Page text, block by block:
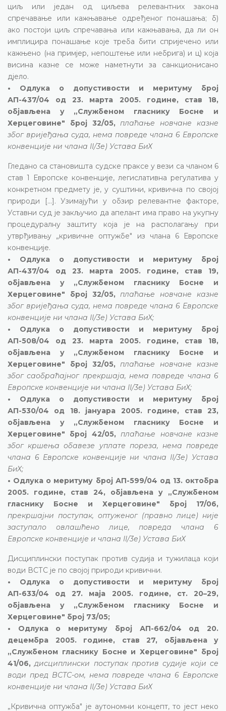
циљ или један од циљева релевантних закона
спречавање или кажњавање одређеног понашања; б)
ако постоји циљ спречавања или кажњавања, да ли он
имплицира понашање које треба бити спријечено или
кажњено (на примјер, непоштење или небрига) и ц) која
висина казне се може наметнути за санкционисано
дјело.
• Одлука о допустивости и меритуму број
АП-437/04 од 23. марта 2005. године, став 18,
објављена у „Службеном гласнику Босне и
Херцеговине" број 32/05,плаћање новчане казне
због вријеђања суда, нема повреде члана 6 Европске
конвенције ни члана II/3е) Устава БиХ
Гледано са становишта судске праксе у вези са чланом 6
став 1 Европске конвенције, легислативна регулатива у
конкретном предмету је, у суштини, кривична по својој
природи [...]. Узимајући у обзир релевантне факторе,
Уставни суд је закључио да апелант има право на укупну
процедуралну заштиту која је на располагању при
утврђивању „кривичне оптужбе" из члана 6 Европске
конвенције.
• Одлука о допустивости и меритуму број
АП-437/04 од 23. марта 2005. године, став 19,
објављена у „Службеном гласнику Босне и
Херцеговине" број 32/05,плаћање новчане казне
због вријеђања суда, нема повреде члана 6 Европске
конвенције ни члана II/3е) Устава БиХ;
• Одлука о допустивости и меритуму број
АП-508/04 од 23. марта 2005. године, став 18,
објављена у „Службеном гласнику Босне и
Херцеговине" број 32/05,плаћање новчане казне
због саобраћајног прекршаја, нема повреде члана 6
Европске конвенције ни члана II/3е) Устава БиХ;
• Одлука о допустивости и меритуму број
АП-530/04 од 18. јануара 2005. године, став 23,
објављена у „Службеном гласнику Босне и
Херцеговине" број 42/05,плаћање новчане казне
због кршења обавезе уплате пореза, нема повреде
члана 6 Европске конвенције ни члана II/3е) Устава
БиХ;
• Одлука о меритуму број АП-599/04 од 13. октобра
2005. године, став 24, објављена у „Службеном
гласнику Босне и Херцеговине" број 17/06,
прекршајни поступак, оптуженог (правно лице) није
заступало овлашћено лице, повреда члана 6
Европске конвенције и члана II/3е) Устава БиХ
Дисциплински поступак против судија и тужилаца који
води ВСТС је по својој природи кривични.
• Одлука о допустивости и меритуму број
АП-633/04 од 27. маја 2005. године, ст. 20–29,
објављена у „Службеном гласнику Босне и
Херцеговине" број 73/05;
• Одлука о меритуму број АП-662/04 од 20.
децембра 2005. године, став 27, објављена у
„Службеном гласнику Босне и Херцеговине" број
41/06,дисциплински поступак против судије који се
води пред ВСТС-ом, нема повреде члана 6 Европске
конвенције ни члана II/3е) Устава БиХ
„Кривична оптужба" је аутономни концепт, то јест неко